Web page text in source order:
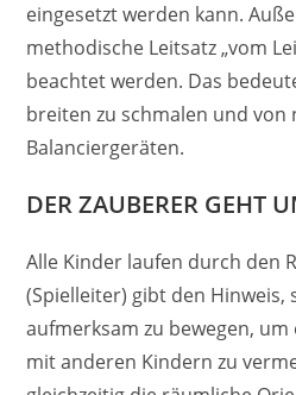
eingesetzt werden kann.
methodische Leitsatz „vom
beachtet werden. Das
breiten zu schmalen und von
Balanciergeräten.
DER ZAUBERER GEHT
Alle Kinder laufen durch den
(Spielleiter) gibt den Hinweis,
aufmerksam zu bewegen,
mit anderen Kindern zu